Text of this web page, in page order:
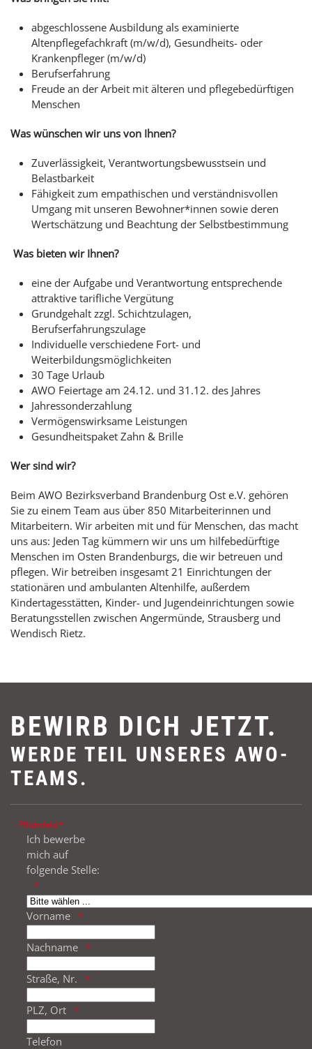
abgeschlossene Ausbildung als examinierte
Altenpflegefachkraft (m/w/d), Gesundheits- oder
Krankenpfleger (m/w/d)
Berufserfahrung
Freude an der Arbeit mit älteren und pflegebedürftigen
Menschen
Was wünschen wir uns von Ihnen?
Zuverlässigkeit, Verantwortungsbewusstsein und
Belastbarkeit
Fähigkeit zum empathischen und verständnisvollen
Umgang mit unseren Bewohner*innen sowie deren
Wertschätzung und Beachtung der Selbstbestimmung
Was bieten wir Ihnen?
eine der Aufgabe und Verantwortung entsprechende
attraktive tarifliche Vergütung
Grundgehalt zzgl. Schichtzulagen,
Berufserfahrungszulage
Individuelle verschiedene Fort- und
Weiterbildungsmöglichkeiten
30 Tage Urlaub
AWO Feiertage am 24.12. und 31.12. des Jahres
Jahressonderzahlung
Vermögenswirksame Leistungen
Gesundheitspaket Zahn & Brille
Wer sind wir?
Beim AWO Bezirksverband Brandenburg Ost e.V. gehören
Sie zu einem Team aus über 850 Mitarbeiterinnen und
Mitarbeitern. Wir arbeiten mit und für Menschen, das macht
uns aus: Jeden Tag kümmern wir uns um hilfebedürftige
Menschen im Osten Brandenburgs, die wir betreuen und
pflegen. Wir betreiben insgesamt 21 Einrichtungen der
stationären und ambulanten Altenhilfe, außerdem
Kindertagesstätten, Kinder- und Jugendeinrichtungen sowie
Beratungsstellen zwischen Angermünde, Strausberg und
Wendisch Rietz.
BEWIRB DICH JETZT.
WERDE TEIL UNSERES AWO-
TEAMS.
Pflichtfeld *
Ich bewerbe
mich auf
folgende Stelle:
Vorname
Nachname
Straße, Nr.
PLZ, Ort
Telefon